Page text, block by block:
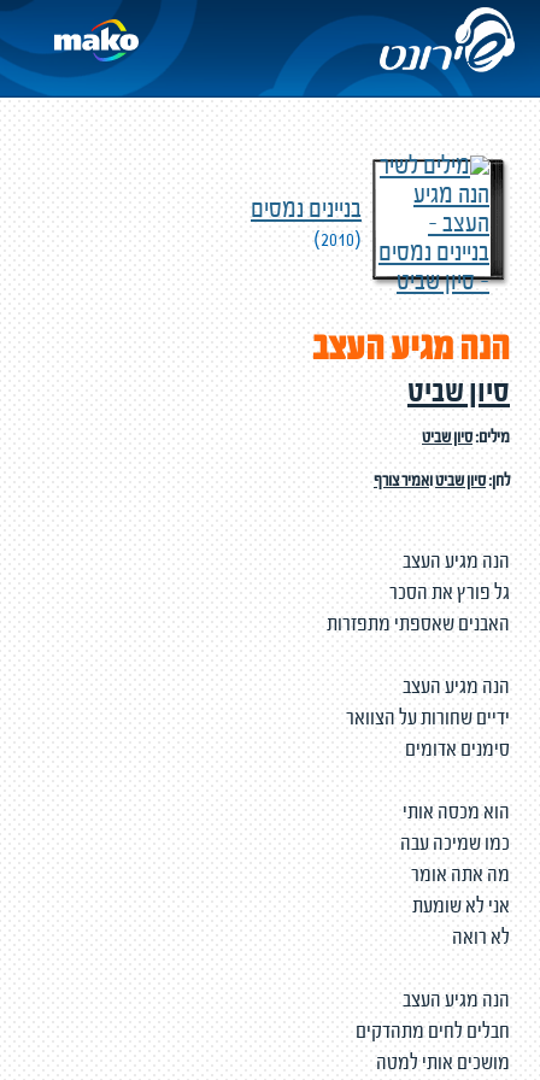
בניינים נמסים
(2010)
הנה מגיע העצב
סיון שביט
מילים:סיון שביט
לחן:סיון שביטואמיר צורף
הנה מגיע העצב
גל פורץ את הסכר
האבנים שאספתי מתפזרות
הנה מגיע העצב
ידיים שחורות על הצוואר
סימנים אדומים
הוא מכסה אותי
כמו שמיכה עבה
מה אתה אומר
אני לא שומעת
לא רואה
הנה מגיע העצב
חבלים לחים מתהדקים
מושכים אותי למטה